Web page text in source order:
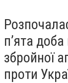
п’ята
збройної
проти